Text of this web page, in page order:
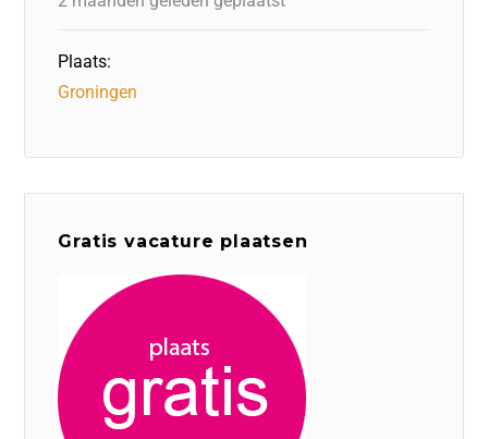
Plaats:
Groningen
Gratis vacature plaatsen